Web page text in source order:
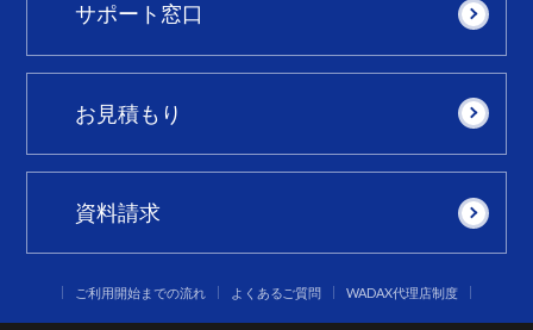
サポート窓口
お見積もり
資料請求
ご利用開始までの流れ よくあるご質問 WADAX代理店制度